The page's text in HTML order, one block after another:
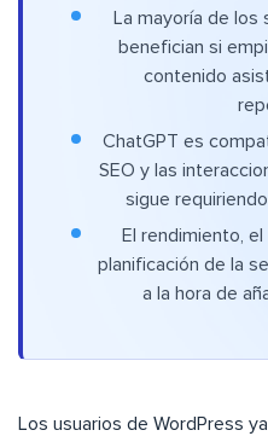
La mayoría de los
benefician si
contenido
ChatGPT es
SEO y las
sigue
El rendimiento,
planificación de la
a la hora de
Los usuarios de WordPress